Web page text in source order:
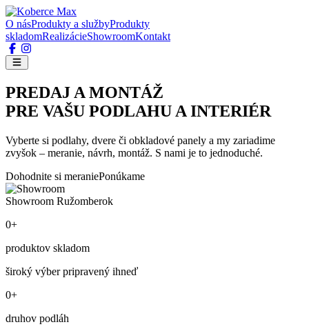
O násProdukty a službyProdukty
skladomRealizácieShowroomKontakt
PREDAJ A MONTÁŽ
PRE VAŠU PODLAHU A INTERIÉR
Vyberte si podlahy, dvere či obkladové panely a my zariadime
zvyšok – meranie, návrh, montáž. S nami je to jednoduché.
Dohodnite si meraniePonúkame
Showroom Ružomberok
0+
produktov skladom
široký výber pripravený ihneď
0+
druhov podláh